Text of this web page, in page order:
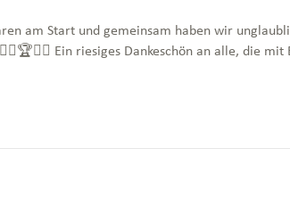
am Start und gemeinsam haben wir
Ein riesiges Dankeschön an alle, die mit